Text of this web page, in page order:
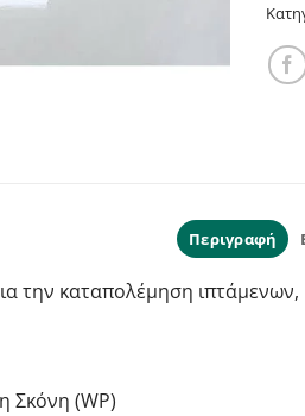
Περιγραφή
την καταπολέμηση
Σκόνη (WP)